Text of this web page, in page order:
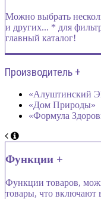
Можно выбрать
и других... * для
главный каталог!
Производитель +
«Алуштинский
«Дом Природы»
«Формула
Функции +
Функции товаров,
товары, что